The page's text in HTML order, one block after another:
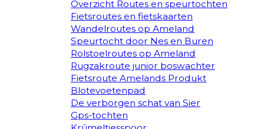
Overzicht Routes en speurtochten
Fietsroutes en fietskaarten
Wandelroutes op Ameland
Speurtocht door Nes en Buren
Rolstoelroutes op Ameland
Rugzakroute junior boswachter
Fietsroute Amelands Produkt
Blotevoetenpad
De verborgen schat van Sier
Gps-tochten